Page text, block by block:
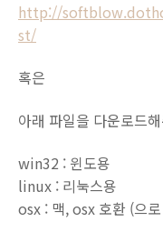
http://
st/
혹은
아래 파일을 다운로드
win32 : 윈도용
linux : 리눅스용
osx : 맥, osx 호환 (으